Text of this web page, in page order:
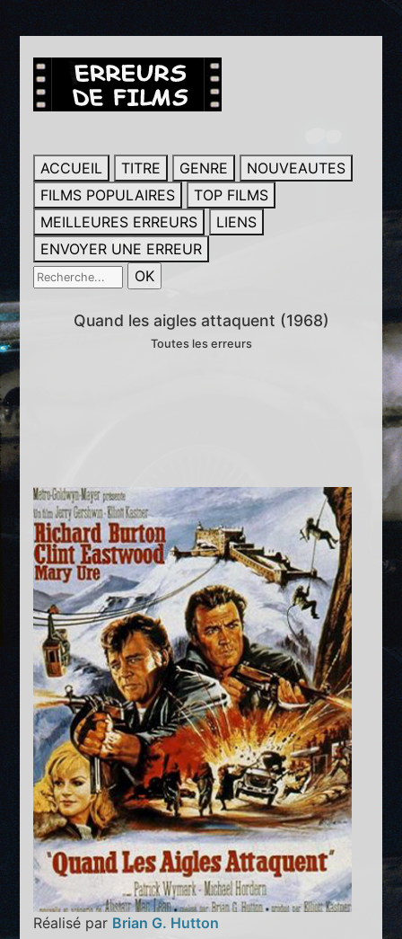
ACCUEIL TITRE GENRE
NOUVEAUTES
FILMS POPULAIRES
TOP FILMS
MEILLEURES ERREURS
LIENS
ENVOYER UNE ERREUR
Quand les aigles attaquent (1968)
Toutes les erreurs
Réalisé par Brian G. Hutton